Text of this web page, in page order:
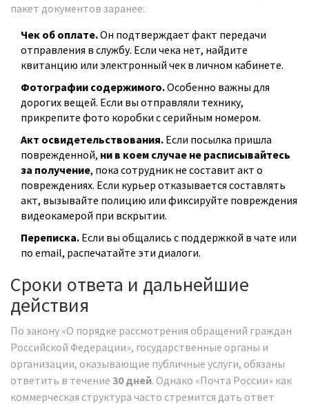
пакет документов заранее:
Чек об оплате.Он подтверждает факт передачи
отправления в службу. Если чека нет, найдите
квитанцию или электронный чек в личном кабинете.
Фотографии содержимого.Особенно важны для
дорогих вещей. Если вы отправляли технику,
прикрепите фото коробки с серийным номером.
Акт освидетельствования. Если посылка пришла
поврежденной, ни в коем случае не расписывайтесь
за получение, пока сотрудник не составит акт о
повреждениях. Если курьер отказывается составлять
акт, вызывайте полицию или фиксируйте повреждения
видеокамерой при вскрытии.
Переписка. Если вы общались с поддержкой в чате или
по email, распечатайте эти диалоги.
Сроки ответа и дальнейшие
действия
По закону «О порядке рассмотрения обращений граждан
Российской Федерации», государственные органы и
организации, оказывающие публичные услуги, обязаны
ответить в течение 30 дней. Однако «Почта России» как
коммерческая структура часто стремится дать ответ